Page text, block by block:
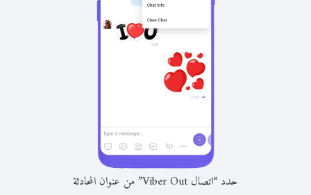
حدد “اتصال Viber Out” من عنوان المحادثة